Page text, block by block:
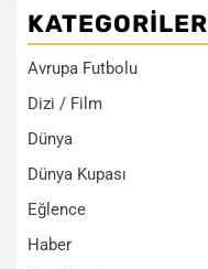
KATEGORILER
Avrupa Futbolu
Dizi / Film
Dünya
Dünya Kupası
Eğlence
Haber